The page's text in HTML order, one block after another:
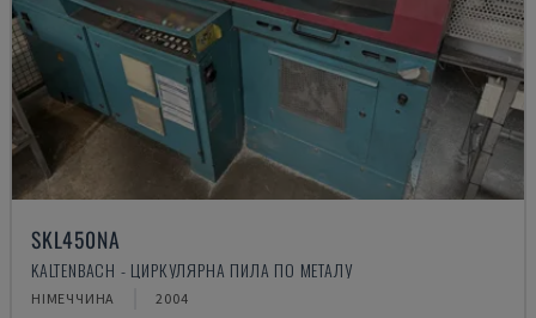
SKL450NA
KALTENBACH - ЦИРКУЛЯРНА ПИЛА ПО МЕТАЛУ
НІМЕЧЧИНА 2004